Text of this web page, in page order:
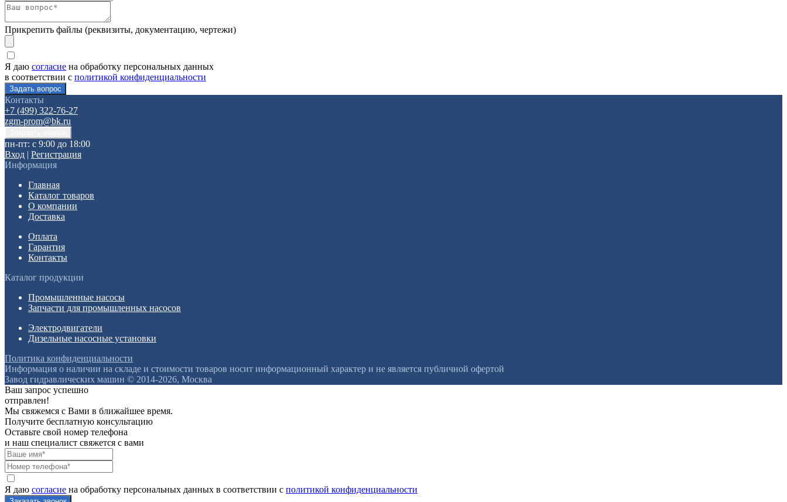
Прикрепить файлы (реквизиты, документацию, чертежи)
Я даю согласие на обработку персональных данных
в соответствии с политикой конфиденциальности
Контакты
+7 (499) 322-76-27
zgm-prom@bk.ru
пн-пт: с 9:00 до 18:00
Вход | Регистрация
Информация
Главная
Каталог товаров
О компании
Доставка
Оплата
Гарантия
Контакты
Каталог продукции
Промышленные насосы
Запчасти для промышленных насосов
Электродвигатели
Дизельные насосные установки
Политика конфиденциальности
Информация о наличии на складе и стоимости товаров носит информационный характер и не является публичной офертой
Завод гидравлических машин © 2014-2026, Москва
Ваш запрос успешно
отправлен!
Мы свяжемся с Вами в ближайшее время.
Получите бесплатную консультацию
Оставьте свой номер телефона
и наш специалист свяжется с вами
Я даю согласие на обработку персональных данных в соответствии с политикой конфиденциальности